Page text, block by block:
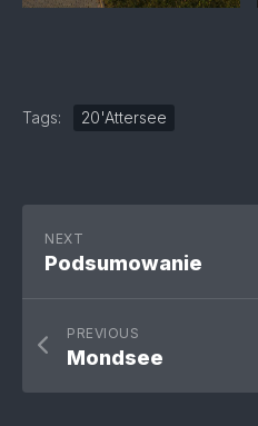
Tags: 20'Attersee
NEXT
Podsumowanie
PREVIOUS
Mondsee